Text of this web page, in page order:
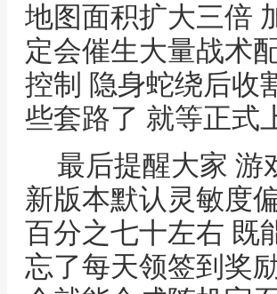
地图面积扩大三倍
定会催生大量战术
控制 隐身蛇绕后收
些套路了 就等正式
最后提醒大家 游
新版本默认灵敏度
百分之七十左右 既
忘了每天领签到奖